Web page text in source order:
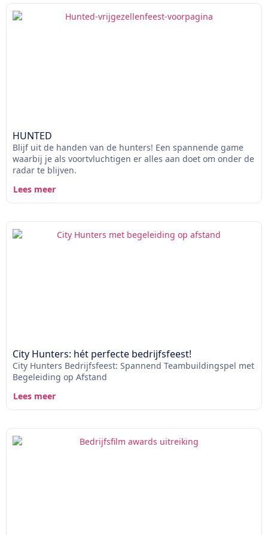
HUNTED
Blijf uit de handen van de hunters! Een spannende game
waarbij je als voortvluchtigen er alles aan doet om onder de
radar te blijven.
Lees meer
City Hunters: hét perfecte bedrijfsfeest!
City Hunters Bedrijfsfeest: Spannend Teambuildingspel met
Begeleiding op Afstand
Lees meer